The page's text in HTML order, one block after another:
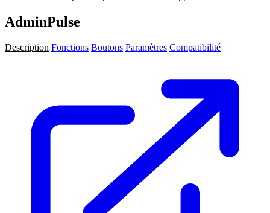
AdminPulse
Description Fonctions Boutons Paramètres Compatibilité